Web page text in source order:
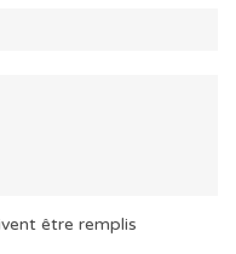
être remplis